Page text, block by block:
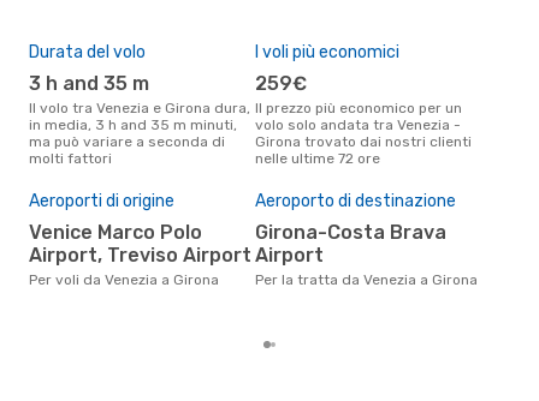
Durata del volo
3 h and 35 m
Il volo tra Venezia e Girona dura,
in media, 3 h and 35 m minuti,
ma può variare a seconda di
molti fattori
I voli più economici
259€
Il prezzo più economico per un
volo solo andata tra Venezia -
Girona trovato dai nostri clienti
nelle ultime 72 ore
Aeroporti di origine
Venice Marco Polo
Airport, Treviso Airport
Per voli da Venezia a Girona
Aeroporto di destinazione
Girona-Costa Brava
Airport
Per la tratta da Venezia a Girona